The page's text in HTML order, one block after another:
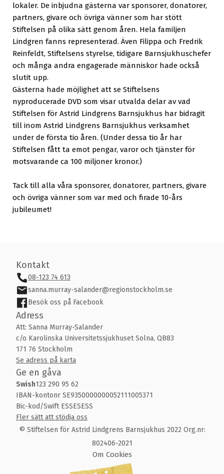
lokaler. De inbjudna gästerna var sponsorer, donatorer,
partners, givare och övriga vänner som har stött
Stiftelsen på olika sätt genom åren. Hela familjen
Lindgren fanns representerad. Även Filippa och Fredrik
Reinfeldt, Stiftelsens styrelse, tidigare Barnsjukhuschefer
och många andra engagerade människor hade också
slutit upp.
Gästerna hade möjlighet att se Stiftelsens
nyproducerade DVD som visar utvalda delar av vad
Stiftelsen för Astrid Lindgrens Barnsjukhus har bidragit
till inom Astrid Lindgrens Barnsjukhus verksamhet
under de första tio åren. (Under dessa tio år har
Stiftelsen fått ta emot pengar, varor och tjänster för
motsvarande ca 100 miljoner kronor.)
Tack till alla våra sponsorer, donatorer, partners, givare
och övriga vänner som var med och firade 10-års
jubileumet!
Kontakt
08-123 74 613
sanna.murray-salander@regionstockholm.se
Besök oss på Facebook
Adress
Att: Sanna Murray-Salander
c/o Karolinska Universitetssjukhuset Solna, QB83
171 76 Stockholm
Se adress på karta
Ge en gåva
Swish123 290 95 62
IBAN-kontonr SE9350000000052111005371
Bic-kod/Swift ESSESESS
Fler sätt att stödja oss
© Stiftelsen för Astrid Lindgrens Barnsjukhus 2022 Org.nr:
802406-2021
Om Cookies